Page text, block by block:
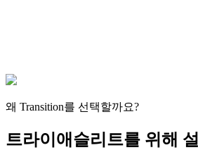
왜 Transition를 선택할까요?
트라이애슬리트를 위해